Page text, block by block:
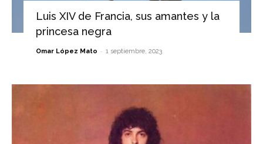
Luis XIV de Francia, sus amantes y la
princesa negra
Omar López Mato - 1 septiembre, 2023